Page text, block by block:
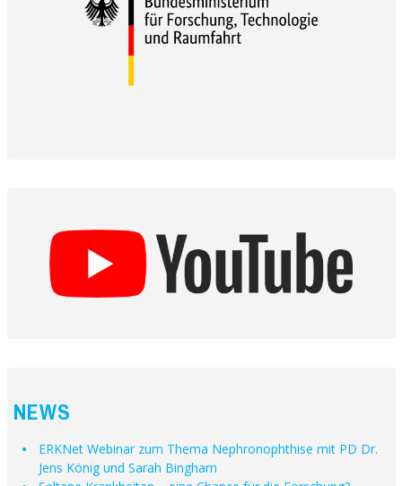
NEWS
ERKNet Webinar zum Thema Nephronophthise mit PD Dr.
Jens König und Sarah Bingham